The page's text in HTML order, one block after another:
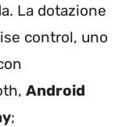
La dotazione
control, uno
Android
;